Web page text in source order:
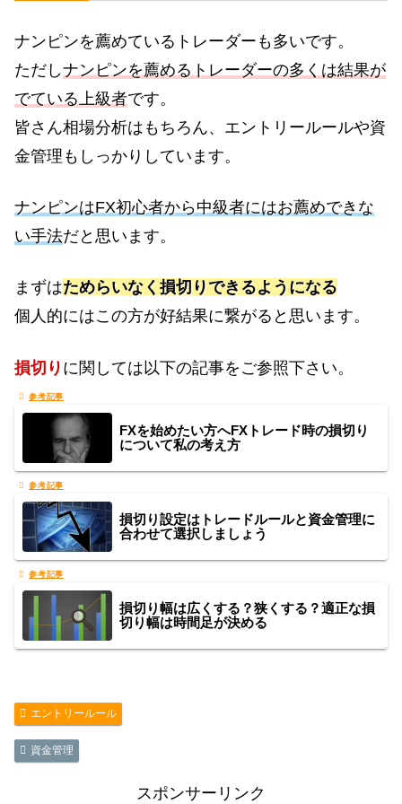
ナンピンを薦めているトレーダーも多いです。
ただしナンピンを薦めるトレーダーの多くは結果が
でている上級者です。
皆さん相場分析はもちろん、エントリールールや資
金管理もしっかりしています。
ナンピンはFX初心者から中級者にはお薦めできな
い手法だと思います。
まずはためらいなく損切りできるようになる
個人的にはこの方が好結果に繋がると思います。
損切り に関しては以下の記事をご参照下さい。
FXを始めたい方へFXトレード時の損切り
について私の考え方
損切り設定はトレードルールと資金管理に
合わせて選択しましょう
損切り幅は広くする？狭くする？適正な損
切り幅は時間足が決める
エントリールール
資金管理
スポンサーリンク